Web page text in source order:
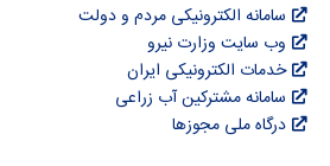
سامانه الکترونیکی مردم و دولت
وب سایت وزارت نیرو
خدمات الکترونیکی ایران
سامانه مشترکین آب زراعی
درگاه ملی مجوزها